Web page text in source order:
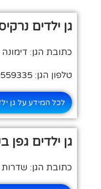
גן ילדים
כתובת הגן: דימונה
טלפון הגן: 08-6559335
לכל המידע על גן
גן ילדים גפן
כתובת הגן: שדרות